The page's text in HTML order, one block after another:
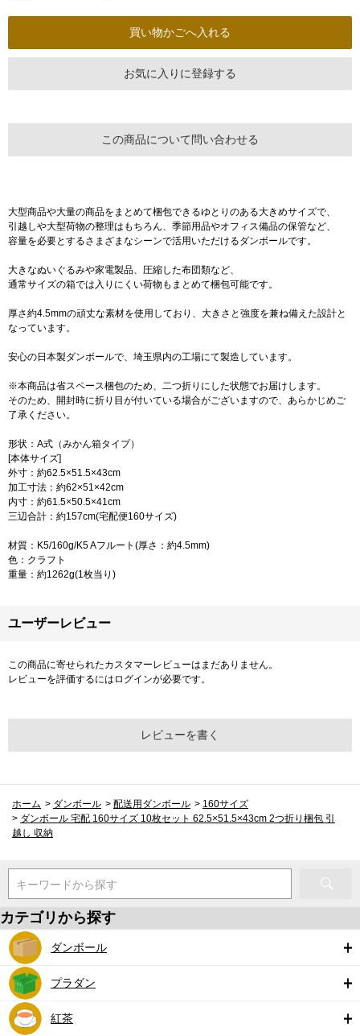
お気に入りに登録する
この商品について問い合わせる
大型商品や大量の商品をまとめて梱包できるゆとりのある大きめサイズで、
引越しや大型荷物の整理はもちろん、季節用品やオフィス備品の保管など、
容量を必要とするさまざまなシーンで活用いただけるダンボールです。
大きなぬいぐるみや家電製品、圧縮した布団類など、
通常サイズの箱では入りにくい荷物もまとめて梱包可能です。
厚さ約4.5mmの頑丈な素材を使用しており、大きさと強度を兼ね備えた設計と
なっています。
安心の日本製ダンボールで、埼玉県内の工場にて製造しています。
※本商品は省スペース梱包のため、二つ折りにした状態でお届けします。
そのため、開封時に折り目が付いている場合がございますので、あらかじめご
了承ください。
形状：A式（みかん箱タイプ）
[本体サイズ]
外寸：約62.5×51.5×43cm
加工寸法：約62×51×42cm
内寸：約61.5×50.5×41cm
三辺合計：約157cm(宅配便160サイズ)
材質：K5/160g/K5 Aフルート(厚さ：約4.5mm)
色：クラフト
重量：約1262g(1枚当り)
ユーザーレビュー
この商品に寄せられたカスタマーレビューはまだありません。
レビューを評価するには ログインが必要です。
レビューを書く
ホーム > ダンボール > 配送用ダンボール > 160サイズ
> ダンボール 宅配 160サイズ 10枚セット 62.5×51.5×43cm 2つ折り梱包 引
越し 収納
キーワードから探す
カテゴリから探す
ダンボール
プラダン
紅茶